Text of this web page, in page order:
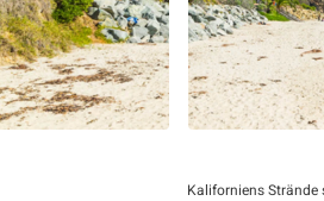
Kaliforniens Strände